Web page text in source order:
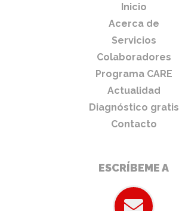
Inicio
Acerca de
Servicios
Colaboradores
Programa CARE
Actualidad
Diagnóstico gratis
Contacto
ESCRÍBEME A